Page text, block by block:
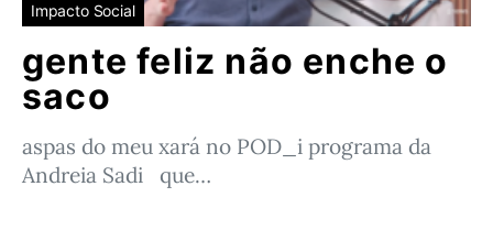
Impacto Social
gente feliz não enche o
saco
aspas do meu xará no POD_i programa da
Andreia Sadi que…